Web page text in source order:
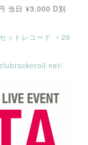
当日 ¥3,000 D別
ットレコード ・ 26